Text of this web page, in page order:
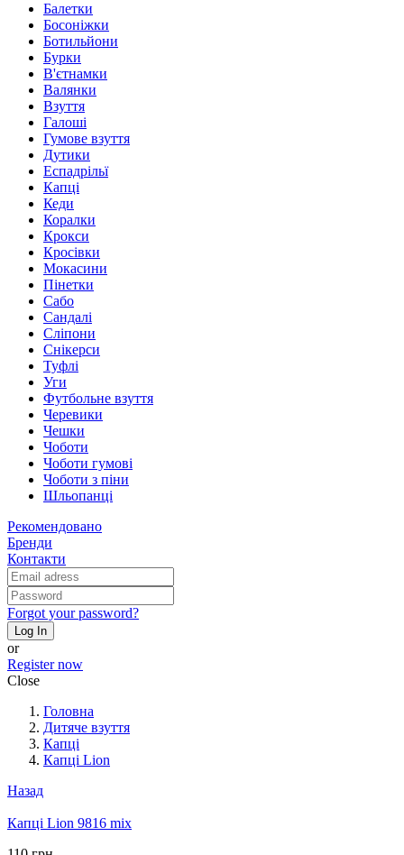
Балетки
Босоніжки
Ботильйони
Бурки
В'єтнамки
Валянки
Взуття
Галоші
Гумове взуття
Дутики
Еспадрільї
Капці
Кеди
Коралки
Крокси
Кросівки
Мокасини
Пінетки
Сабо
Сандалі
Сліпони
Снікерси
Туфлі
Уги
Футбольне взуття
Черевики
Чешки
Чоботи
Чоботи гумові
Чоботи з піни
Шльопанці
Рекомендовано
Бренди
Контакти
Forgot your password?
Log In
or
Register now
Close
Головна
Дитяче взуття
Капці
Капці Lion
Назад
Капці Lion 9816 mix